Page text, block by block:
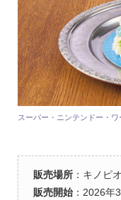
スーパー・ニンテンドー・
販売場所：キノピ
販売開始：2026年